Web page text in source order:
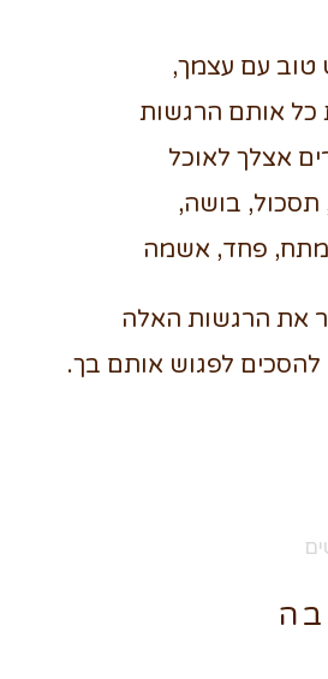
טוב עם עצמך,
כל אותם הרגשות
אצלך לאוכל
תסכול, בושה,
פחד, אשמה
את הרגשות האלה
לפגוש אותם בך.